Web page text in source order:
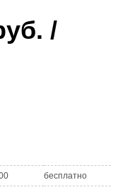
/
бесплатно